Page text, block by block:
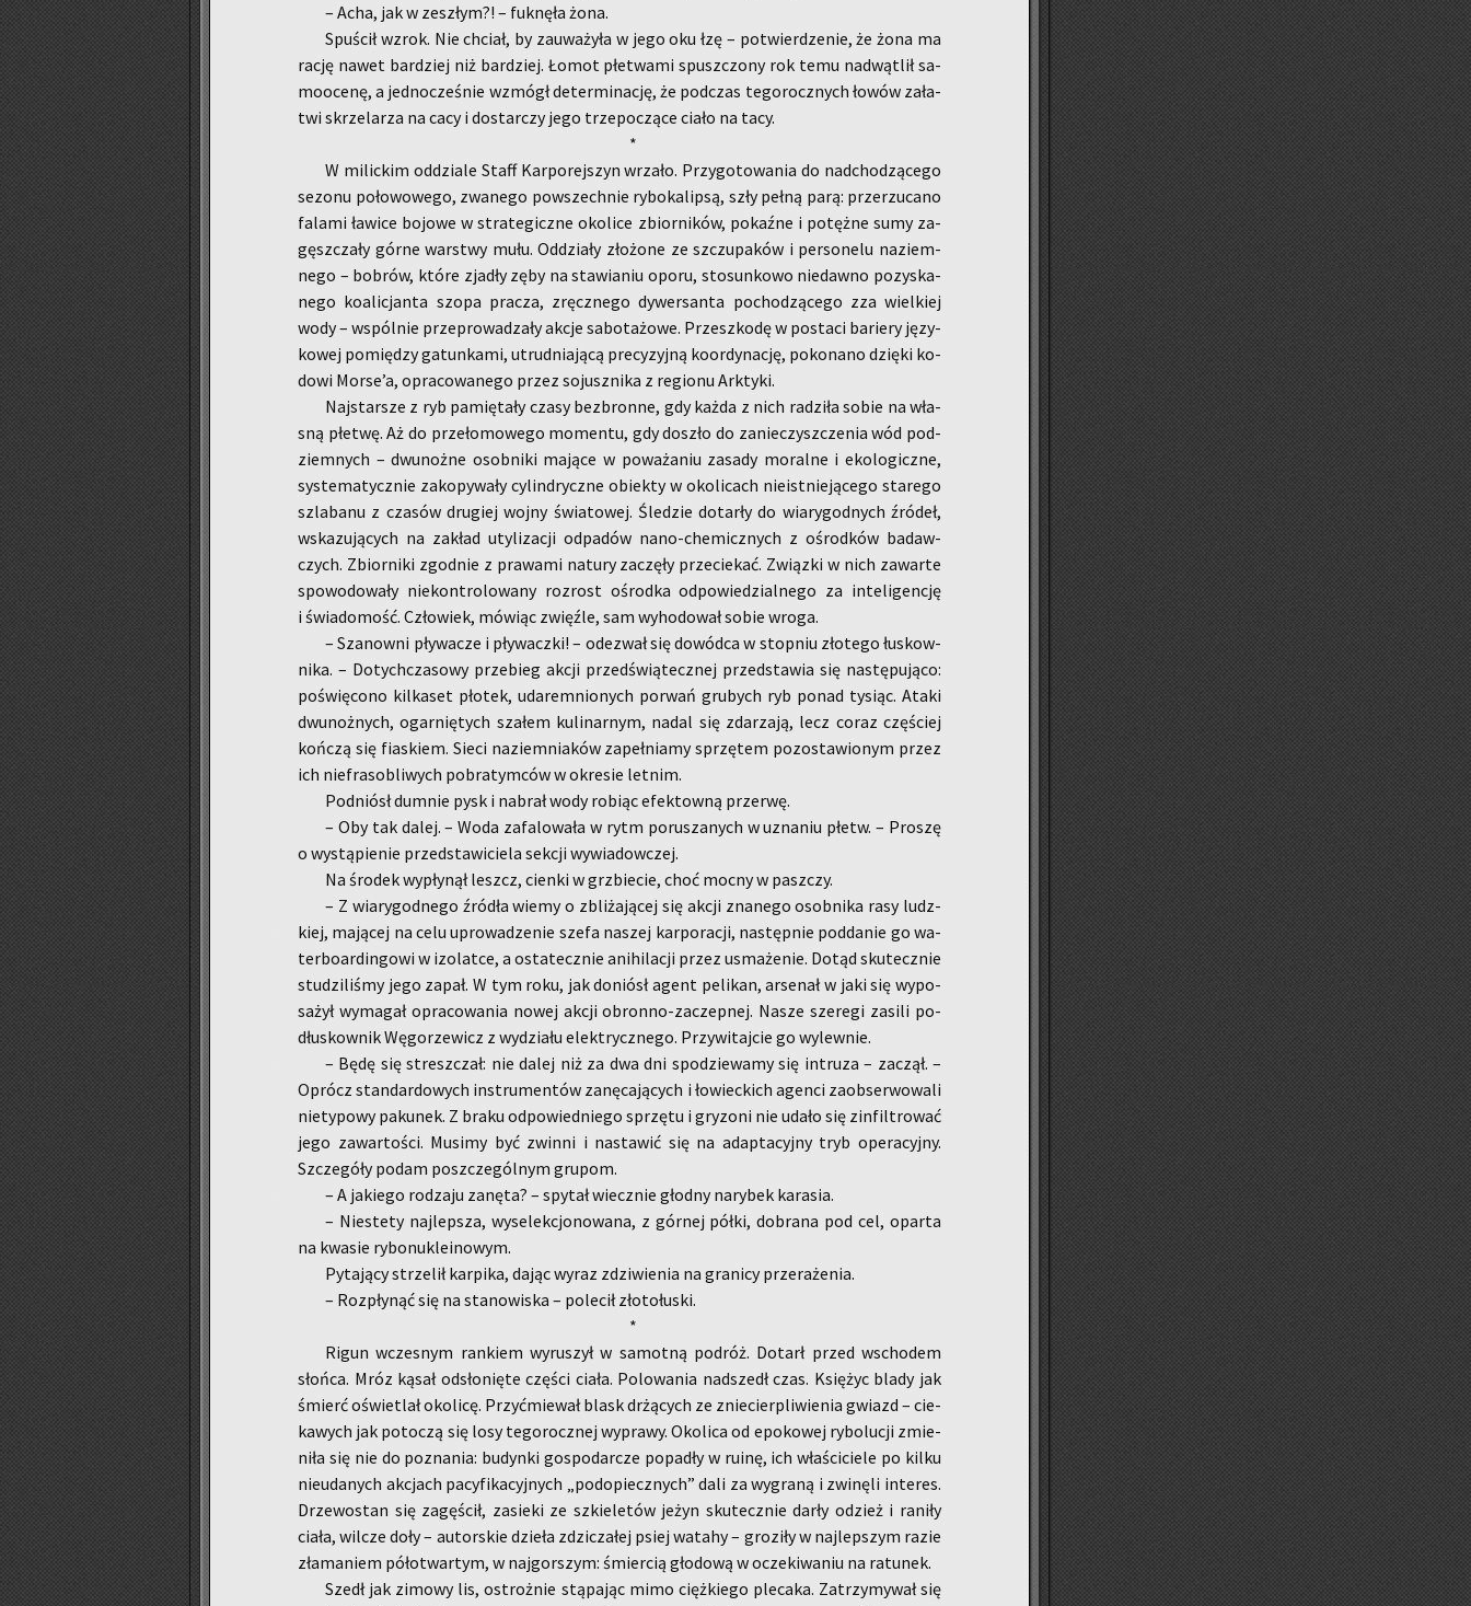
– Acha, jak w ze­szłym?! – fuk­nę­ła żona.
Spu­ścił wzrok. Nie chciał, by za­uwa­ży­ła w jego oku łzę – po­twier­dze­nie, że żona ma
rację nawet bar­dziej niż bar­dziej. Łomot płe­twa­mi spusz­czo­ny rok temu nad­wą­tlił sa­
mo­oce­nę, a jed­no­cze­śnie wzmógł de­ter­mi­na­cję, że pod­czas te­go­rocz­nych łowów za­ła­
twi skrze­la­rza na cacy i do­star­czy jego trze­po­czą­ce ciało na tacy.
*
W mi­lic­kim od­dzia­le Staff Kar­po­rej­szyn wrza­ło. Przy­go­to­wa­nia do nad­cho­dzą­ce­go
se­zo­nu po­ło­wo­we­go, zwa­ne­go po­wszech­nie ry­bo­ka­lip­są, szły pełną parą: prze­rzu­ca­no
fa­la­mi ła­wi­ce bo­jo­we w stra­te­gicz­ne oko­li­ce zbior­ni­ków, po­kaź­ne i po­tęż­ne sumy za­
gęsz­cza­ły górne war­stwy mułu. Od­dzia­ły zło­żo­ne ze szczu­pa­ków i per­so­ne­lu na­ziem­
ne­go – bo­brów, które zja­dły zęby na sta­wia­niu oporu, sto­sun­ko­wo nie­daw­no po­zy­ska­
ne­go ko­ali­cjan­ta szopa pra­cza, zręcz­ne­go dy­wer­san­ta po­cho­dzą­ce­go zza wiel­kiej
wody – wspól­nie prze­pro­wa­dza­ły akcje sa­bo­ta­żo­we. Prze­szko­dę w po­sta­ci ba­rie­ry ję­zy­
ko­wej po­mię­dzy ga­tun­ka­mi, utrud­nia­ją­cą pre­cy­zyj­ną ko­or­dy­na­cję, po­ko­na­no dzię­ki ko­
do­wi Morse’a, opra­co­wa­ne­go przez so­jusz­ni­ka z re­gio­nu Ark­ty­ki.
Naj­star­sze z ryb pa­mię­ta­ły czasy bez­bron­ne, gdy każda z nich ra­dzi­ła sobie na wła­
sną płe­twę. Aż do prze­ło­mo­we­go mo­men­tu, gdy do­szło do za­nie­czysz­cze­nia wód pod­
ziem­nych – dwu­noż­ne osob­ni­ki ma­ją­ce w po­wa­ża­niu za­sa­dy mo­ral­ne i eko­lo­gicz­ne,
sys­te­ma­tycz­nie za­ko­py­wa­ły cy­lin­drycz­ne obiek­ty w oko­li­cach nie­ist­nie­ją­ce­go sta­re­go
szla­ba­nu z cza­sów dru­giej wojny świa­to­wej. Śle­dzie do­tar­ły do wia­ry­god­nych źró­deł,
wska­zu­ją­cych na za­kład uty­li­za­cji od­pa­dów na­no-che­micz­nych z ośrod­ków ba­daw­
czych. Zbior­ni­ki zgod­nie z pra­wa­mi na­tu­ry za­czę­ły prze­cie­kać. Związ­ki w nich za­war­te
spo­wo­do­wa­ły nie­kon­tro­lo­wa­ny roz­rost ośrod­ka od­po­wie­dzial­ne­go za in­te­li­gen­cję
i świa­do­mość. Czło­wiek, mó­wiąc zwięź­le, sam wy­ho­do­wał sobie wroga.
– Sza­now­ni pły­wa­cze i pły­wacz­ki! – ode­zwał się do­wód­ca w stop­niu zło­te­go łu­skow­
ni­ka. – Do­tych­cza­so­wy prze­bieg akcji przed­świą­tecz­nej przed­sta­wia się na­stę­pu­ją­co:
po­świę­co­no kil­ka­set pło­tek, uda­rem­nio­nych po­rwań gru­bych ryb ponad ty­siąc. Ataki
dwu­noż­nych, ogar­nię­tych sza­łem ku­li­nar­nym, nadal się zda­rza­ją, lecz coraz czę­ściej
koń­czą się fia­skiem. Sieci na­ziem­nia­ków za­peł­nia­my sprzę­tem po­zo­sta­wio­nym przez
ich nie­fra­so­bli­wych po­bra­tym­ców w okre­sie let­nim.
Pod­niósł dum­nie pysk i na­brał wody ro­biąc efek­tow­ną prze­rwę.
– Oby tak dalej. – Woda za­fa­lo­wa­ła w rytm po­ru­sza­nych w uzna­niu płetw. – Pro­szę
o wy­stą­pie­nie przed­sta­wi­cie­la sek­cji wy­wia­dow­czej.
Na śro­dek wy­pły­nął leszcz, cien­ki w grzbie­cie, choć mocny w pasz­czy.
– Z wia­ry­god­ne­go źró­dła wiemy o zbli­ża­ją­cej się akcji zna­ne­go osob­ni­ka rasy ludz­
kiej, ma­ją­cej na celu upro­wa­dze­nie szefa na­szej kar­po­ra­cji, na­stęp­nie pod­da­nie go wa­
ter­bo­ar­din­go­wi w izo­lat­ce, a osta­tecz­nie ani­hi­la­cji przez usma­że­nie. Dotąd sku­tecz­nie
stu­dzi­li­śmy jego zapał. W tym roku, jak do­niósł agent pe­li­kan, ar­se­nał w jaki się wy­po­
sa­żył wy­ma­gał opra­co­wa­nia nowej akcji obron­no-za­czep­nej. Nasze sze­re­gi za­si­li po­
dłu­skow­nik Wę­go­rze­wicz z wy­dzia­łu elek­trycz­ne­go. Przy­wi­taj­cie go wy­lew­nie.
– Będę się stresz­czał: nie dalej niż za dwa dni spo­dzie­wa­my się in­tru­za – za­czął. –
Oprócz stan­dar­do­wych in­stru­men­tów za­nę­ca­ją­cych i ło­wiec­kich agen­ci za­ob­ser­wo­wa­li
nie­ty­po­wy pa­ku­nek. Z braku od­po­wied­nie­go sprzę­tu i gry­zo­ni nie udało się zin­fil­tro­wać
jego za­war­to­ści. Mu­si­my być zwin­ni i na­sta­wić się na ad­ap­ta­cyj­ny tryb ope­ra­cyj­ny.
Szcze­gó­ły podam po­szcze­gól­nym gru­pom.
– A ja­kie­go ro­dza­ju za­nę­ta? – spy­tał wiecz­nie głod­ny na­ry­bek ka­ra­sia.
– Nie­ste­ty naj­lep­sza, wy­se­lek­cjo­no­wa­na, z gór­nej półki, do­bra­na pod cel, opar­ta
na kwa­sie ry­bo­nu­kle­ino­wym.
Py­ta­ją­cy strze­lił kar­pi­ka, dając wyraz zdzi­wie­nia na gra­ni­cy prze­ra­że­nia.
– Roz­pły­nąć się na sta­no­wi­ska – po­le­cił zło­to­łu­ski.
*
Rigun wcze­snym ran­kiem wy­ru­szył w sa­mot­ną po­dróż. Do­tarł przed wscho­dem
słoń­ca. Mróz kąsał od­sło­nię­te czę­ści ciała. Po­lo­wa­nia nad­szedł czas. Księ­życ blady jak
śmierć oświe­tlał oko­li­cę. Przy­ćmie­wał blask drżą­cych ze znie­cier­pli­wie­nia gwiazd – cie­
ka­wych jak po­to­czą się losy te­go­rocz­nej wy­pra­wy. Oko­li­ca od epo­ko­wej ry­bo­lu­cji zmie­
ni­ła się nie do po­zna­nia: bu­dyn­ki go­spo­dar­cze po­pa­dły w ruinę, ich wła­ści­cie­le po kilku
nie­uda­nych ak­cjach pa­cy­fi­ka­cyj­nych „pod­opiecz­nych” dali za wy­gra­ną i zwi­nę­li in­te­res.
Drze­wo­stan się za­gę­ścił, za­sie­ki ze szkie­le­tów jeżyn sku­tecz­nie darły odzież i ra­ni­ły
ciała, wil­cze doły – au­tor­skie dzie­ła zdzi­cza­łej psiej wa­ta­hy – gro­zi­ły w naj­lep­szym razie
zła­ma­niem pół­otwar­tym, w naj­gor­szym: śmier­cią gło­do­wą w ocze­ki­wa­niu na ra­tu­nek.
Szedł jak zi­mo­wy lis, ostroż­nie stą­pa­jąc mimo cięż­kie­go ple­ca­ka. Za­trzy­my­wał się